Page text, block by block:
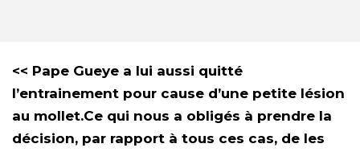
<< Pape Gueye a lui aussi quitté
l’entrainement pour cause d’une petite lésion
au mollet.Ce qui nous a obligés à prendre la
décision, par rapport à tous ces cas, de les